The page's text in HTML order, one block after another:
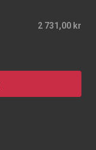
2 731,00 kr